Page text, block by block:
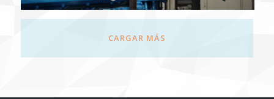
CARGAR MÁS